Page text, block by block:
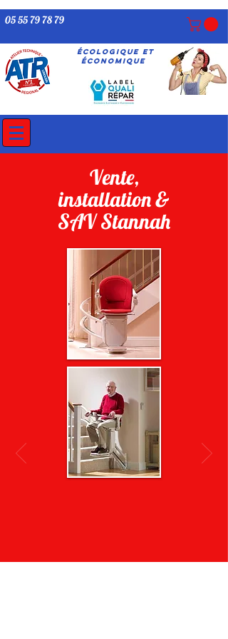
05 55 79 78 79
écologique ET
économique
Vente,
installation &
SAV Stannah